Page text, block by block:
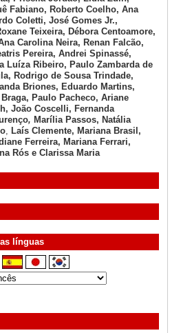
Fabiano, Roberto Coelho, Ana
Coletti, José Gomes Jr.,
Teixeira, Débora Centoamore,
Carolina Neira, Renan Falcão,
Pereira, Andrei Spinassé,
Luíza Ribeiro, Paulo Zambarda de
Rodrigo de Sousa Trindade,
Briones, Eduardo Martins,
Paulo Pacheco, Ariane
João Coscelli, Fernanda
, Marília Passos, Natália
, Laís Clemente, Mariana Brasil,
Ferreira, Mariana Ferrari,
Rós e Clarissa Maria
línguas